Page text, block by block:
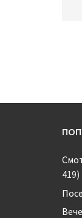
419)